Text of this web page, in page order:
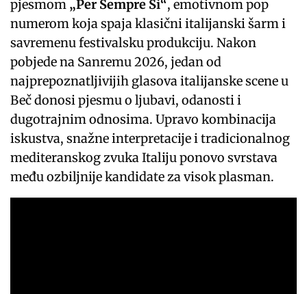
pjesmom „Per Sempre Sì“, emotivnom pop
numerom koja spaja klasični italijanski šarm i
savremenu festivalsku produkciju. Nakon
pobjede na Sanremu 2026, jedan od
najprepoznatljivijih glasova italijanske scene u
Beč donosi pjesmu o ljubavi, odanosti i
dugotrajnim odnosima. Upravo kombinacija
iskustva, snažne interpretacije i tradicionalnog
mediteranskog zvuka Italiju ponovo svrstava
među ozbiljnije kandidate za visok plasman.